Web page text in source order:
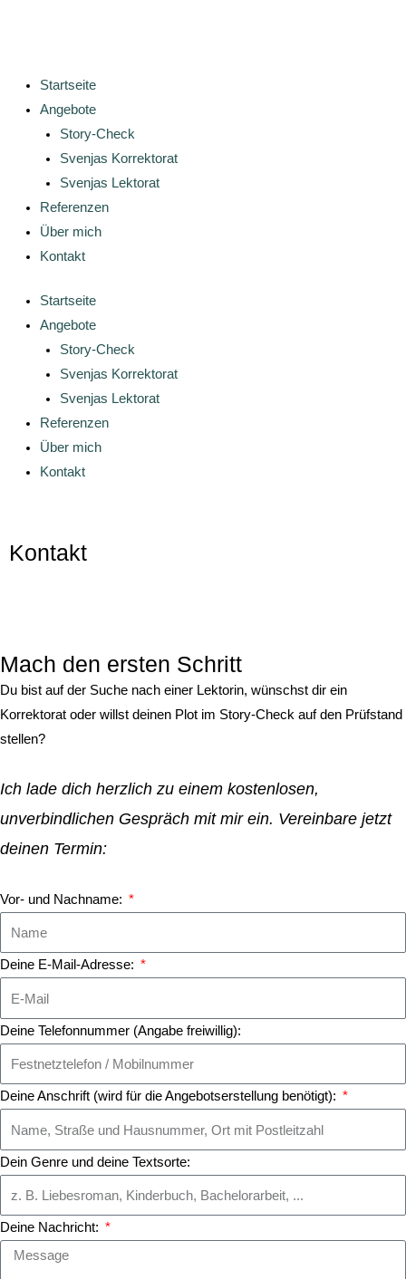
Startseite
Angebote
Story-Check
Svenjas Korrektorat
Svenjas Lektorat
Referenzen
Über mich
Kontakt
Startseite
Angebote
Story-Check
Svenjas Korrektorat
Svenjas Lektorat
Referenzen
Über mich
Kontakt
Kontakt
Mach den ersten Schritt
Du bist auf der Suche nach einer Lektorin, wünschst dir ein
Korrektorat oder willst deinen Plot im Story-Check auf den Prüfstand
stellen?
Ich lade dich herzlich zu einem kostenlosen,
unverbindlichen Gespräch mit mir ein. Vereinbare jetzt
deinen Termin:
Vor- und Nachname:
Deine E-Mail-Adresse:
Deine Telefonnummer (Angabe freiwillig):
Deine Anschrift (wird für die Angebotserstellung benötigt):
Dein Genre und deine Textsorte:
Deine Nachricht: